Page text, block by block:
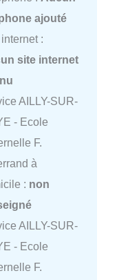
ajouté
:
site internet
AILLY-SUR-
- Ecole
F.
à
: non
AILLY-SUR-
- Ecole
F.